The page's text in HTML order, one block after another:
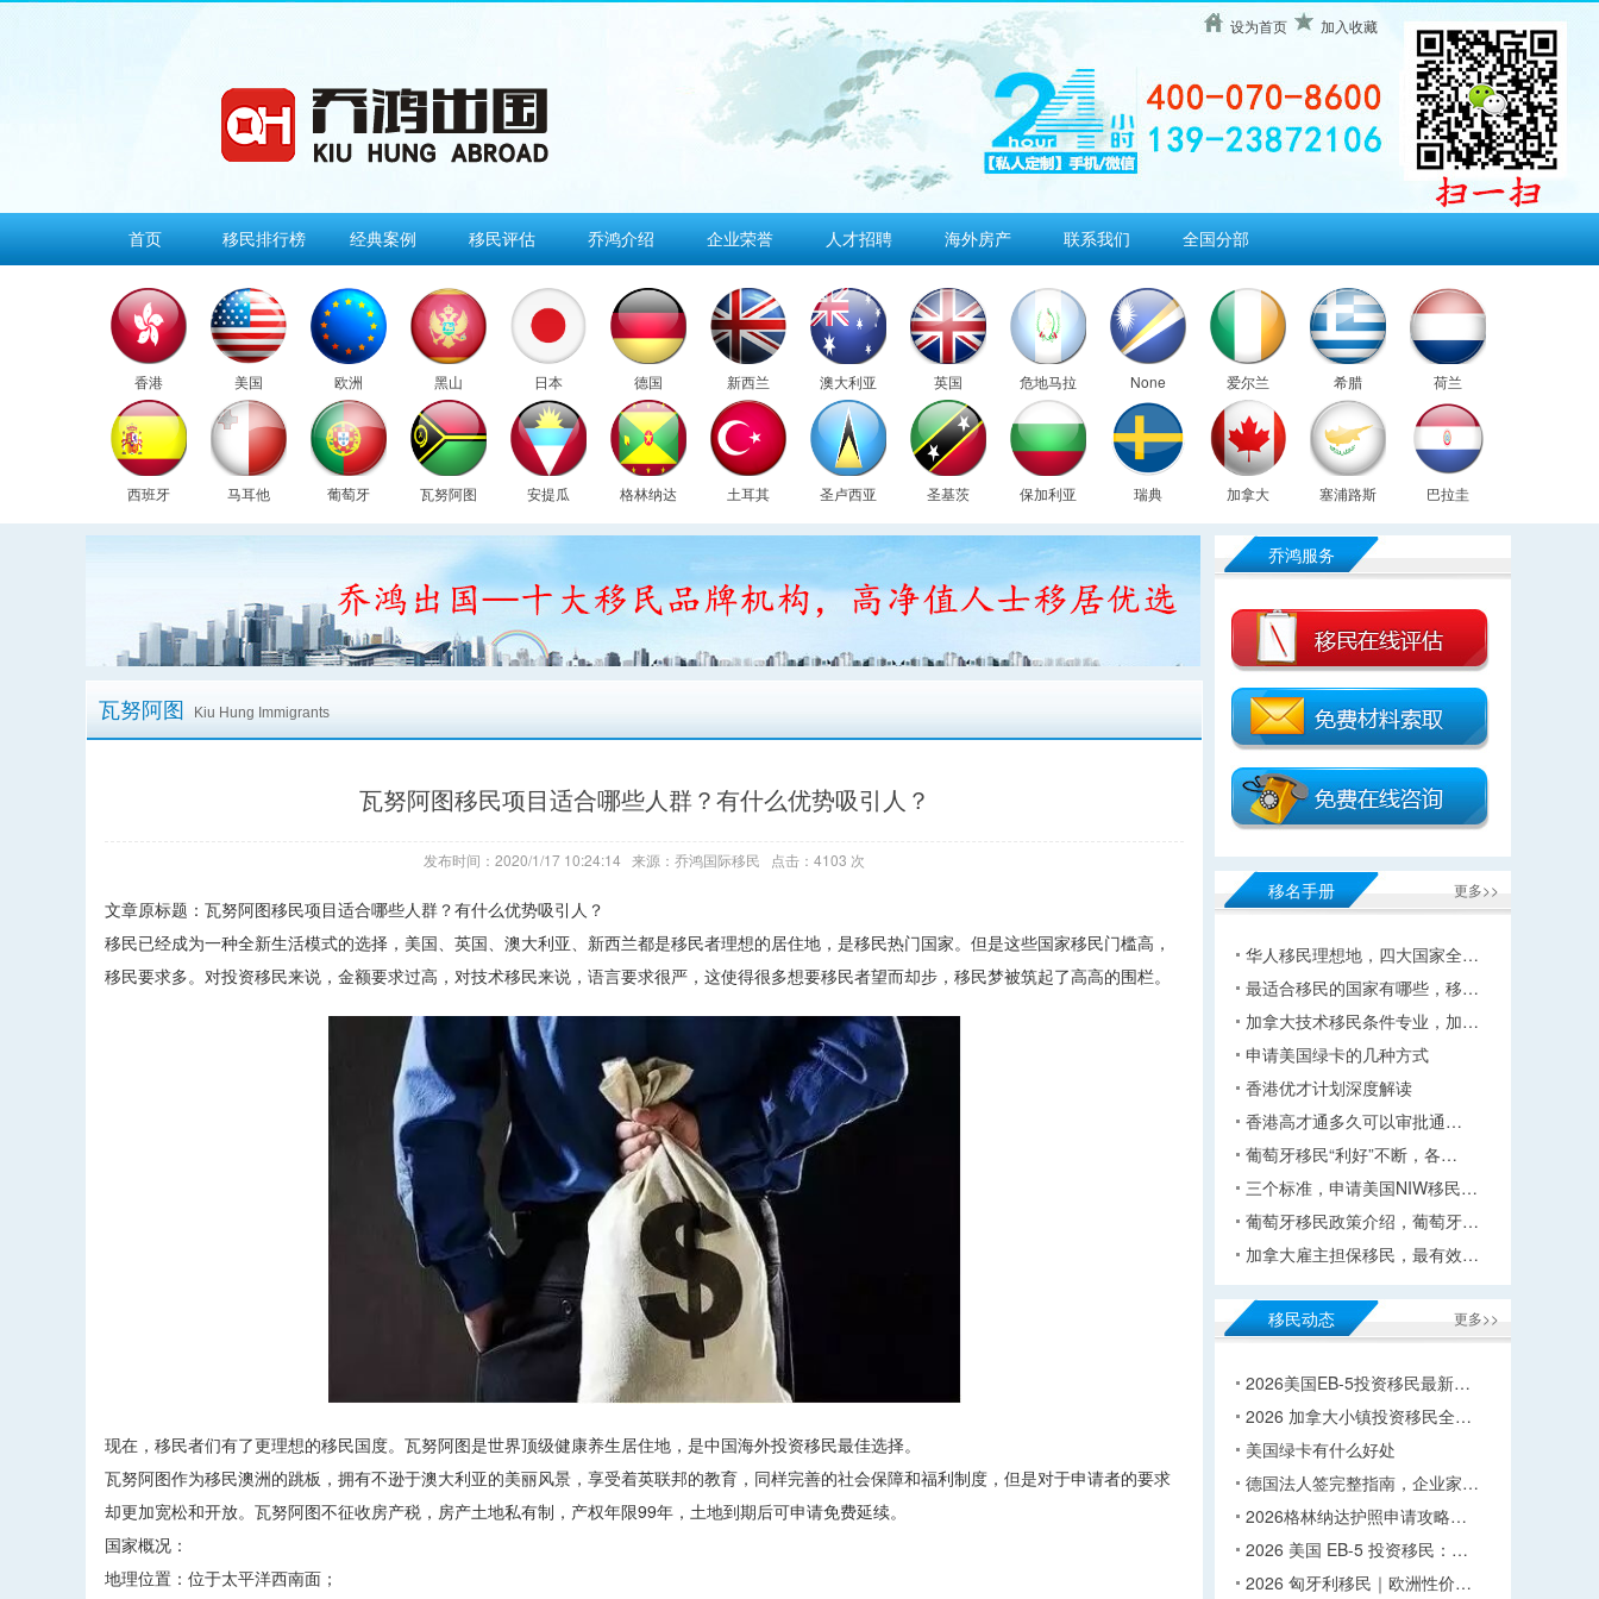
设为首页 加入收藏
首页 移民排行榜 经典案例 移民评估 乔鸿介绍 企业荣誉 人才招聘 海外房产 联系我们 全国分部
香港 美国 欧洲 黑山 日本 德国 新西兰 澳大利亚 英国 危地马拉 None 爱尔兰 希腊 荷兰
西班牙 马耳他 葡萄牙 瓦努阿图 安提瓜 格林纳达 土耳其 圣卢西亚 圣基茨 保加利亚 瑞典 加拿大 塞浦路斯 巴拉圭
瓦努阿图 Kiu Hung Immigrants
瓦努阿图移民项目适合哪些人群？有什么优势吸引人？
发布时间：2020/1/17 10:24:14 来源：乔鸿国际移民 点击：4103 次
文章原标题：瓦努阿图移民项目适合哪些人群？有什么优势吸引人？
移民已经成为一种全新生活模式的选择，美国、英国、澳大利亚、新西兰都是移民者理想的居住地，是移民热门国家。但是这些国家移民门槛高，
移民要求多。对投资移民来说，金额要求过高，对技术移民来说，语言要求很严，这使得很多想要移民者望而却步，移民梦被筑起了高高的围栏。
现在，移民者们有了更理想的移民国度。瓦努阿图是世界顶级健康养生居住地，是中国海外投资移民最佳选择。
瓦努阿图作为移民澳洲的跳板，拥有不逊于澳大利亚的美丽风景，享受着英联邦的教育，同样完善的社会保障和福利制度，但是对于申请者的要求
却更加宽松和开放。瓦努阿图不征收房产税，房产土地私有制，产权年限99年，土地到期后可申请免费延续。
国家概况：
地理位置：位于太平洋西南面；
乔鸿服务
更多>>
移名手册
华人移民理想地，四大国家全…
最适合移民的国家有哪些，移…
加拿大技术移民条件专业，加…
申请美国绿卡的几种方式
香港优才计划深度解读
香港高才通多久可以审批通…
葡萄牙移民“利好”不断，各…
三个标准，申请美国NIW移民…
葡萄牙移民政策介绍，葡萄牙…
加拿大雇主担保移民，最有效…
更多>>
移民动态
2026美国EB-5投资移民最新…
2026 加拿大小镇投资移民全…
美国绿卡有什么好处
德国法人签完整指南，企业家…
2026格林纳达护照申请攻略…
2026 美国 EB-5 投资移民：…
2026 匈牙利移民｜欧洲性价…